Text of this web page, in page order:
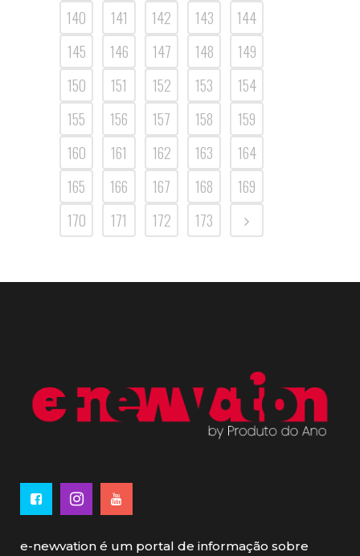
140
141 142 143
144
145
146 147 148
149
150
151 152 153
154
155
156 157 158
159
160
161 162 163
164
165
166 167 168
169
170
171 172 173
e-newvation é um portal de informação sobre